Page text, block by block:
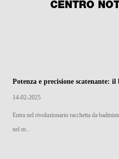
CENTRO
14-02-2025
Entra nel rivoluzionario racchetta da
nel m...